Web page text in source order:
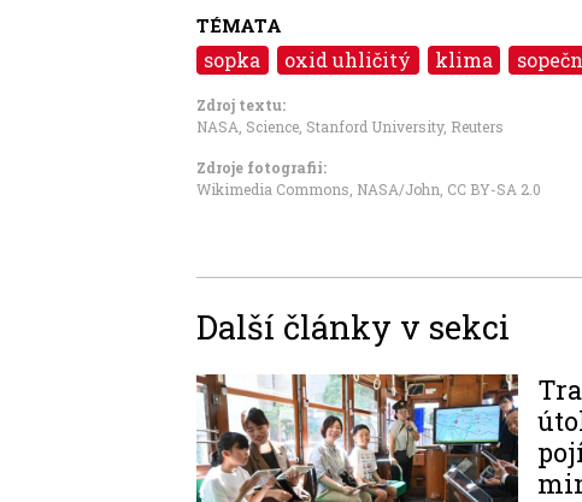
TÉMATA
sopka oxid uhličitý klima
Zdroj textu:
NASA Science Stanford University, Reuters
Zdroje fotografii:
Wikimedia Commons, NASA/John CC BY-SA 2.0
Další články v sekci
Image